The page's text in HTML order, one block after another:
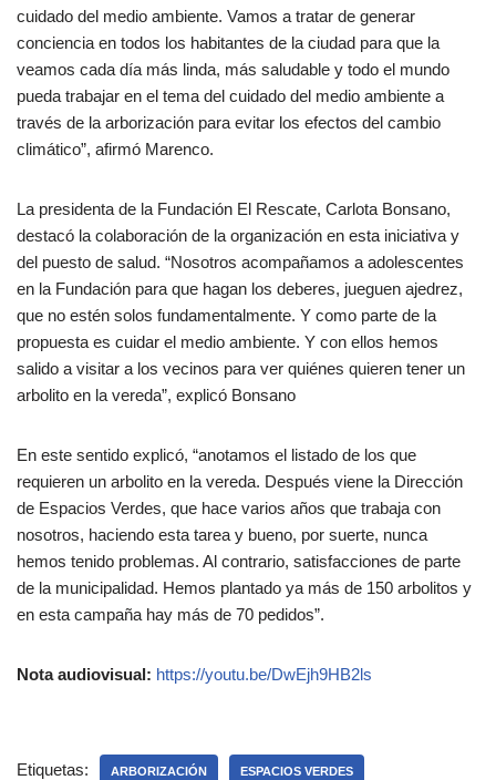
cuidado del medio ambiente. Vamos a tratar de generar
conciencia en todos los habitantes de la ciudad para que la
veamos cada día más linda, más saludable y todo el mundo
pueda trabajar en el tema del cuidado del medio ambiente a
través de la arborización para evitar los efectos del cambio
climático”, afirmó Marenco.
La presidenta de la Fundación El Rescate, Carlota Bonsano,
destacó la colaboración de la organización en esta iniciativa y
del puesto de salud. “Nosotros acompañamos a adolescentes
en la Fundación para que hagan los deberes, jueguen ajedrez,
que no estén solos fundamentalmente. Y como parte de la
propuesta es cuidar el medio ambiente. Y con ellos hemos
salido a visitar a los vecinos para ver quiénes quieren tener un
arbolito en la vereda”, explicó Bonsano
En este sentido explicó, “anotamos el listado de los que
requieren un arbolito en la vereda. Después viene la Dirección
de Espacios Verdes, que hace varios años que trabaja con
nosotros, haciendo esta tarea y bueno, por suerte, nunca
hemos tenido problemas. Al contrario, satisfacciones de parte
de la municipalidad. Hemos plantado ya más de 150 arbolitos y
en esta campaña hay más de 70 pedidos”.
Nota audiovisual: https://youtu.be/DwEjh9HB2ls
Etiquetas: ARBORIZACIÓN ESPACIOS VERDES